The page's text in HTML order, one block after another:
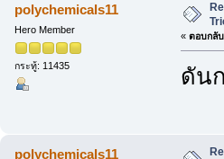
polychemicals11
Hero Member
กระทู้: 11435
« ตอบกลั
ดัน
polychemicals11